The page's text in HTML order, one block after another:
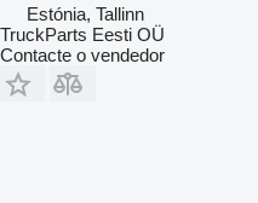
Estónia, Tallinn
TruckParts Eesti OÜ
Contacte o vendedor